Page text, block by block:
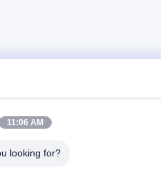
11:06 AM
looking for?